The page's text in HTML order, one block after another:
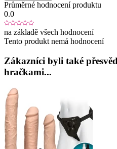
Průměrné hodnocení produktu
0.0
na základě všech hodnocení
Tento produkt nemá hodnocení
Zákazníci byli také
hračkami...